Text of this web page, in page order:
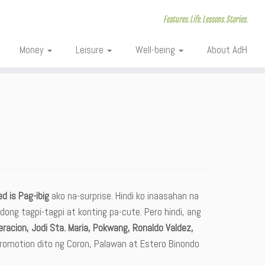
Features. Life. Lessons. Stories.
Money Leisure Well-being About AdH
is Pag-ibig ako na-surprise. Hindi ko inaasahan na
tagpi-tagpi at konting pa-cute. Pero hindi, ang
Jodi Sta. Maria, Pokwang, Ronaldo Valdez,
dito ng Coron, Palawan at Estero Binondo